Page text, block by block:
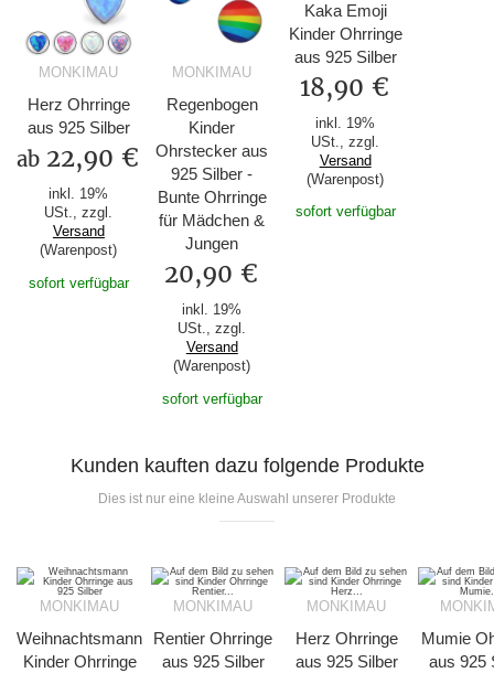
MONKIMAU
Herz Ohrringe
aus 925 Silber
ab 22,90 €
inkl. 19%
USt., zzgl.
Versand
(Warenpost)
sofort verfügbar
MONKIMAU
Regenbogen
Kinder
Ohrstecker aus
925 Silber -
Bunte Ohrringe
für Mädchen &
Jungen
20,90 €
inkl. 19%
USt., zzgl.
Versand
(Warenpost)
sofort verfügbar
Kaka Emoji
Kinder Ohrringe
aus 925 Silber
18,90 €
inkl. 19%
USt., zzgl.
Versand
(Warenpost)
sofort verfügbar
Kunden kauften dazu folgende Produkte
Dies ist nur eine kleine Auswahl unserer Produkte
MONKIMAU
Weihnachtsmann
Kinder Ohrringe
MONKIMAU
Rentier Ohrringe
aus 925 Silber
MONKIMAU
Herz Ohrringe
aus 925 Silber
Mumie
aus 925